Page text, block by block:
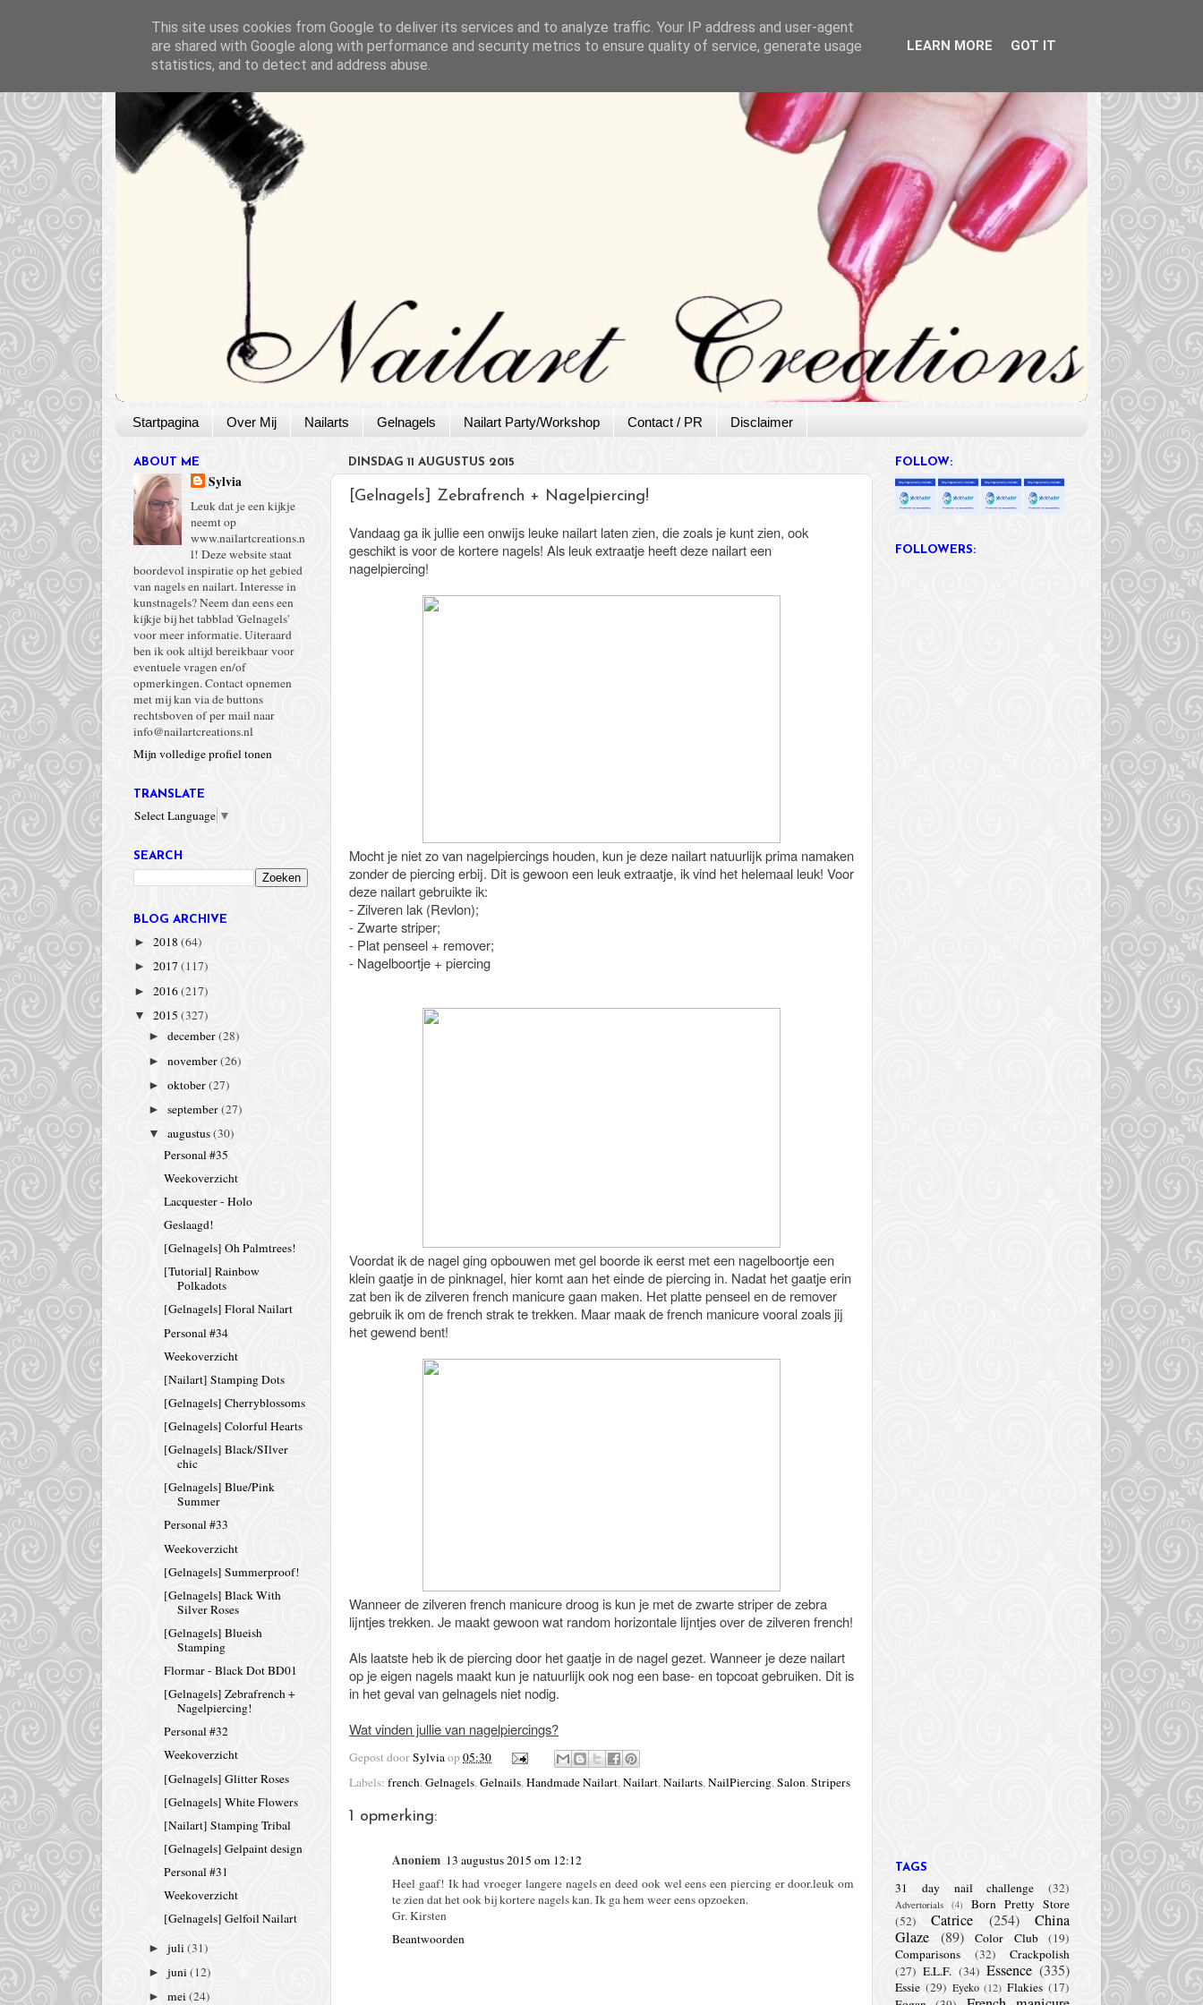
Startpagina Over Mij Nailarts Gelnagels Nailart Party/Workshop Contact / PR Disclaimer
DINSDAG 11 AUGUSTUS 2015
[Gelnagels] Zebrafrench + Nagelpiercing!
Vandaag ga ik jullie een onwijs leuke nailart laten zien, die zoals je kunt zien, ook
geschikt is voor de kortere nagels! Als leuk extraatje heeft deze nailart een
nagelpiercing!
Mocht je niet zo van nagelpiercings houden, kun je deze nailart natuurlijk prima namaken
zonder de piercing erbij. Dit is gewoon een leuk extraatje, ik vind het helemaal leuk! Voor
deze nailart gebruikte ik:
- Zilveren lak (Revlon);
- Zwarte striper;
- Plat penseel + remover;
- Nagelboortje + piercing
Voordat ik de nagel ging opbouwen met gel boorde ik eerst met een nagelboortje een
klein gaatje in de pinknagel, hier komt aan het einde de piercing in. Nadat het gaatje erin
zat ben ik de zilveren french manicure gaan maken. Het platte penseel en de remover
gebruik ik om de french strak te trekken. Maar maak de french manicure vooral zoals jij
het gewend bent!
Wanneer de zilveren french manicure droog is kun je met de zwarte striper de zebra
lijntjes trekken. Je maakt gewoon wat random horizontale lijntjes over de zilveren french!
Als laatste heb ik de piercing door het gaatje in de nagel gezet. Wanneer je deze nailart
op je eigen nagels maakt kun je natuurlijk ook nog een base- en topcoat gebruiken. Dit is
in het geval van gelnagels niet nodig.
Wat vinden jullie van nagelpiercings?
Gepost doorSylviaop05:30
Labels: french,Gelnagels,Gelnails,Handmade Nailart,Nailart,Nailarts,NailPiercing,Salon,Stripers
1 opmerking:
Anoniem 13 augustus 2015 om 12:12
Heel gaaf! Ik had vroeger langere nagels en deed ook wel eens een piercing er door.leuk om
te zien dat het ook bij kortere nagels kan. Ik ga hem weer eens opzoeken.
Gr. Kirsten
Beantwoorden
ABOUT ME
Sylvia
Leuk dat je een kijkje
neemt op
www.nailartcreations.n
l! Deze website staat
boordevol inspiratie op het gebied
van nagels en nailart. Interesse in
kunstnagels? Neem dan eens een
kijkje bij het tabblad 'Gelnagels'
voor meer informatie. Uiteraard
ben ik ook altijd bereikbaar voor
eventuele vragen en/of
opmerkingen. Contact opnemen
met mij kan via de buttons
rechtsboven of per mail naar
info@nailartcreations.nl
Mijn volledige profiel tonen
TRANSLATE
Select Language ▼
SEARCH
BLOG ARCHIVE
► 2018 (64)
► 2017 (117)
► 2016(217)
▼ 2015 (327)
►december(28)
►november(26)
►oktober(27)
►september(27)
▼augustus(30)
Personal #35
Weekoverzicht
Lacquester - Holo
Geslaagd!
[Gelnagels] Oh Palmtrees!
[Tutorial] Rainbow
Polkadots
[Gelnagels] Floral Nailart
Personal #34
Weekoverzicht
[Nailart] Stamping Dots
[Gelnagels] Cherryblossoms
[Gelnagels] Colorful Hearts
[Gelnagels] Black/SIlver
chic
[Gelnagels] Blue/Pink
Summer
Personal #33
Weekoverzicht
[Gelnagels] Summerproof!
[Gelnagels] Black With
Silver Roses
[Gelnagels] Blueish
Stamping
Flormar - Black Dot BD01
[Gelnagels] Zebrafrench +
Nagelpiercing!
Personal #32
Weekoverzicht
[Gelnagels] Glitter Roses
[Gelnagels] White Flowers
[Nailart] Stamping Tribal
[Gelnagels] Gelpaint design
Personal #31
Weekoverzicht
[Gelnagels] Gelfoil Nailart
►juli(31)
►juni(12)
►mei(24)
FOLLOW:
FOLLOWERS:
TAGS
31 day nail challenge (32)
Advertorials (4)
Born Pretty Store
(52)
Catrice (254)
China
Glaze (89) Color Club
(19)
Comparisons
(32)
Crackpolish
(27) E.L.F. (34) Essence (335)
Essie (29) Eyeko (12) Flakies (17)
This site uses cookies from Google to deliver its services and to analyze traffic. Your IP address and user-agent
are shared with Google along with performance and security metrics to ensure quality of service, generate usage
statistics, and to detect and address abuse.
LEARN MORE GOT IT